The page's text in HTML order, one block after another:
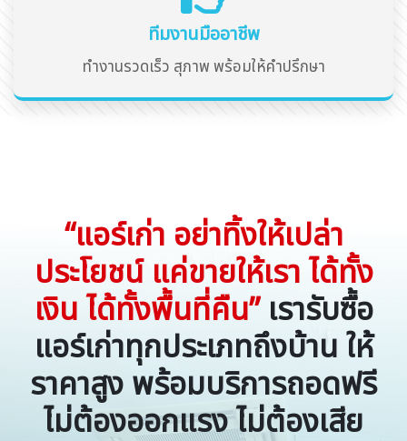
ทีมงานมืออาชีพ
ทำงานรวดเร็ว สุภาพ พร้อมให้คำปรึกษา
“แอร์เก่า อย่าทิ้งให้เปล่า
ประโยชน์ แค่ขายให้เรา ได้ทั้ง
เงิน ได้ทั้งพื้นที่คืน”เรารับซื้อ
แอร์เก่าทุกประเภทถึงบ้าน ให้
ราคาสูง พร้อมบริการถอดฟรี
ไม่ต้องออกแรง ไม่ต้องเสีย